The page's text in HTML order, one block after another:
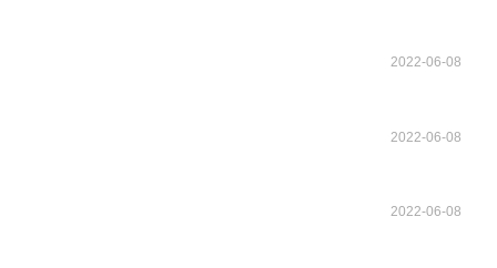
2022-06-08
2022-06-08
2022-06-08